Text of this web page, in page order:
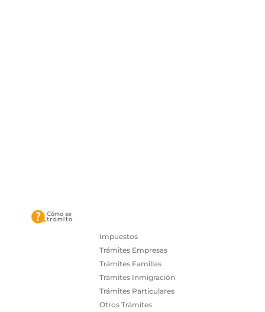
Impuestos
Trámites Empresas
Trámites Familias
Trámites Inmigración
Trámites Particulares
Otros Trámites